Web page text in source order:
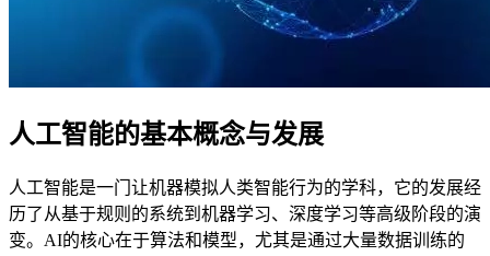
人工智能的基本概念与发展
人工智能是一门让机器模拟人类智能行为的学科，它的发展经
历了从基于规则的系统到机器学习、深度学习等高级阶段的演
变。AI的核心在于算法和模型，尤其是通过大量数据训练的